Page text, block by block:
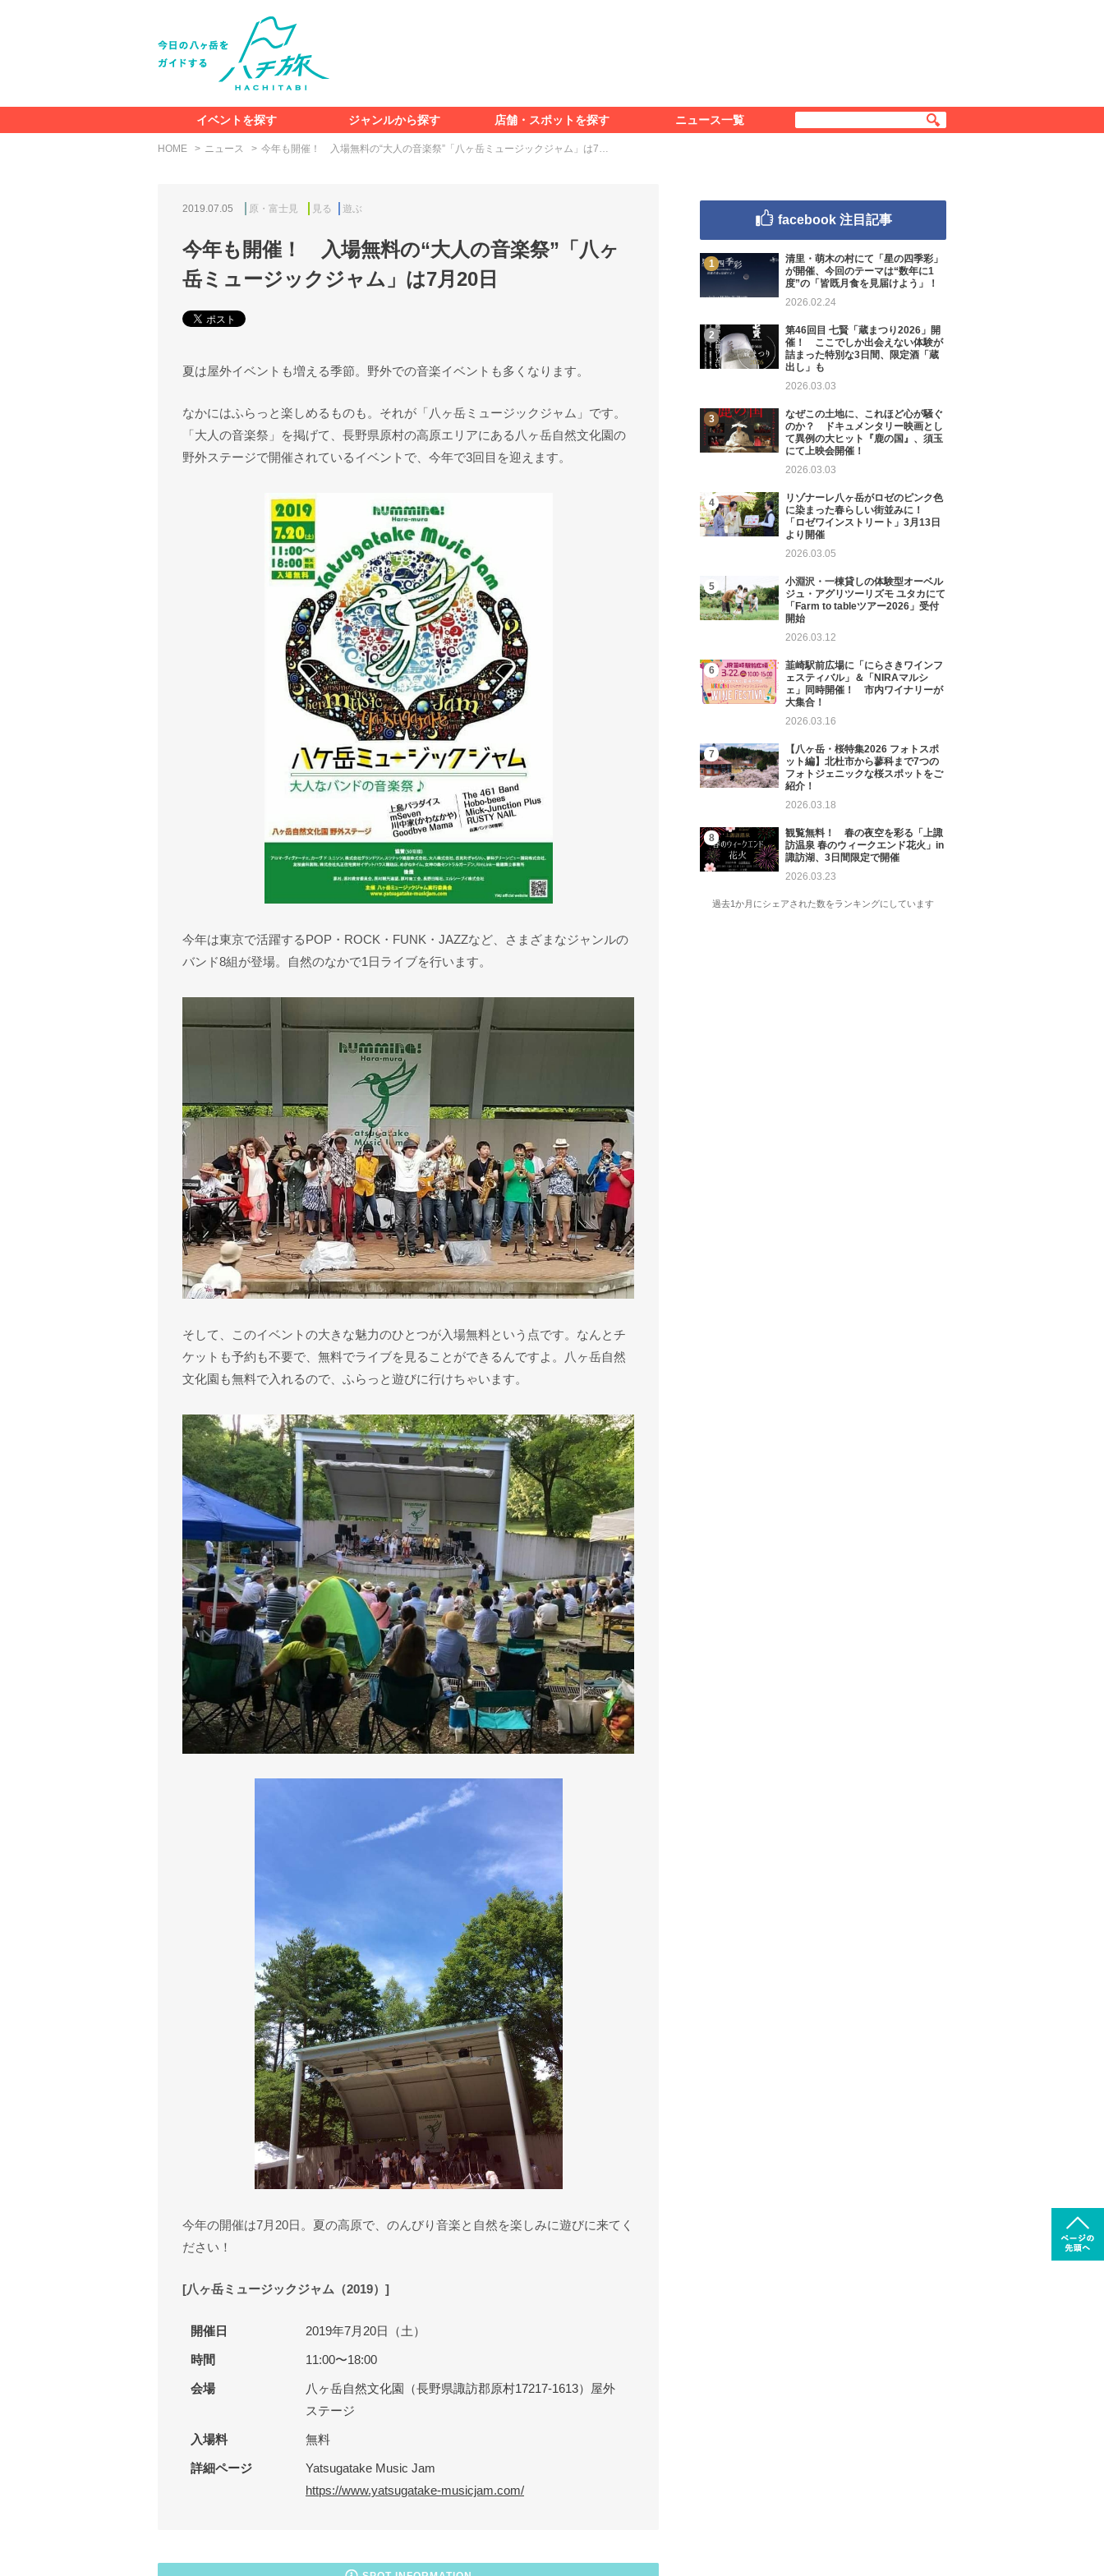
イベントを探す
ジャンルから探す
食べる
見る
知る
遊ぶ
特集＆レポート
店舗・スポットを探す ニュース一覧
HOME ニュース 今年も開催！ 入場無料の“大人の音楽祭”「八ヶ岳ミュージックジャム」は7…
2019.07.05 原・富士見 見る 遊ぶ
今年も開催！ 入場無料の“大人の音楽祭”「八ヶ
岳ミュージックジャム」は7月20日
夏は屋外イベントも増える季節。野外での音楽イベントも多くなります。
なかにはふらっと楽しめるものも。それが「八ヶ岳ミュージックジャム」です。
「大人の音楽祭」を掲げて、長野県原村の高原エリアにある八ヶ岳自然文化園の
野外ステージで開催されているイベントで、今年で3回目を迎えます。
今年は東京で活躍するPOP・ROCK・FUNK・JAZZなど、さまざまなジャンルの
バンド8組が登場。自然のなかで1日ライブを行います。
そして、このイベントの大きな魅力のひとつが入場無料という点です。なんとチ
ケットも予約も不要で、無料でライブを見ることができるんですよ。八ヶ岳自然
文化園も無料で入れるので、ふらっと遊びに行けちゃいます。
今年の開催は7月20日。夏の高原で、のんびり音楽と自然を楽しみに遊びに来てく
ださい！
[八ヶ岳ミュージックジャム（2019）]
開催日 2019年7月20日（土）
時間 11:00〜18:00
会場
八ヶ岳自然文化園（長野県諏訪郡原村17217-1613）屋外
ステージ
入場料 無料
詳細ページ
Yatsugatake Music Jam
https://www.yatsugatake-musicjam.com/
facebook 注目記事
清里・萌木の村にて「星の四季彩」
が開催、今回のテーマは“数年に1
度”の「皆既月食を見届けよう」！
2026.02.24
第46回目 七賢「蔵まつり2026」開
催！ ここでしか出会えない体験が
詰まった特別な3日間、限定酒「蔵
出し」も
2026.03.03
なぜこの土地に、これほど心が騒ぐ
のか？ ドキュメンタリー映画とし
て異例の大ヒット『鹿の国』、須玉
にて上映会開催！
2026.03.03
リゾナーレ八ヶ岳がロゼのピンク色
に染まった春らしい街並みに！
「ロゼワインストリート」3月13日
より開催
2026.03.05
小淵沢・一棟貸しの体験型オーベル
ジュ・アグリツーリズモ ユタカにて
「Farm to tableツアー2026」受付
開始
2026.03.12
韮崎駅前広場に「にらさきワインフ
ェスティバル」＆「NIRAマルシ
ェ」同時開催！ 市内ワイナリーが
大集合！
2026.03.16
【八ヶ岳・桜特集2026 フォトスポ
ット編】北杜市から蓼科まで7つの
フォトジェニックな桜スポットをご
紹介！
2026.03.18
観覧無料！ 春の夜空を彩る「上諏
訪温泉 春のウィークエンド花火」in
諏訪湖、3日間限定で開催
2026.03.23
過去1か月にシェアされた数をランキングにしています